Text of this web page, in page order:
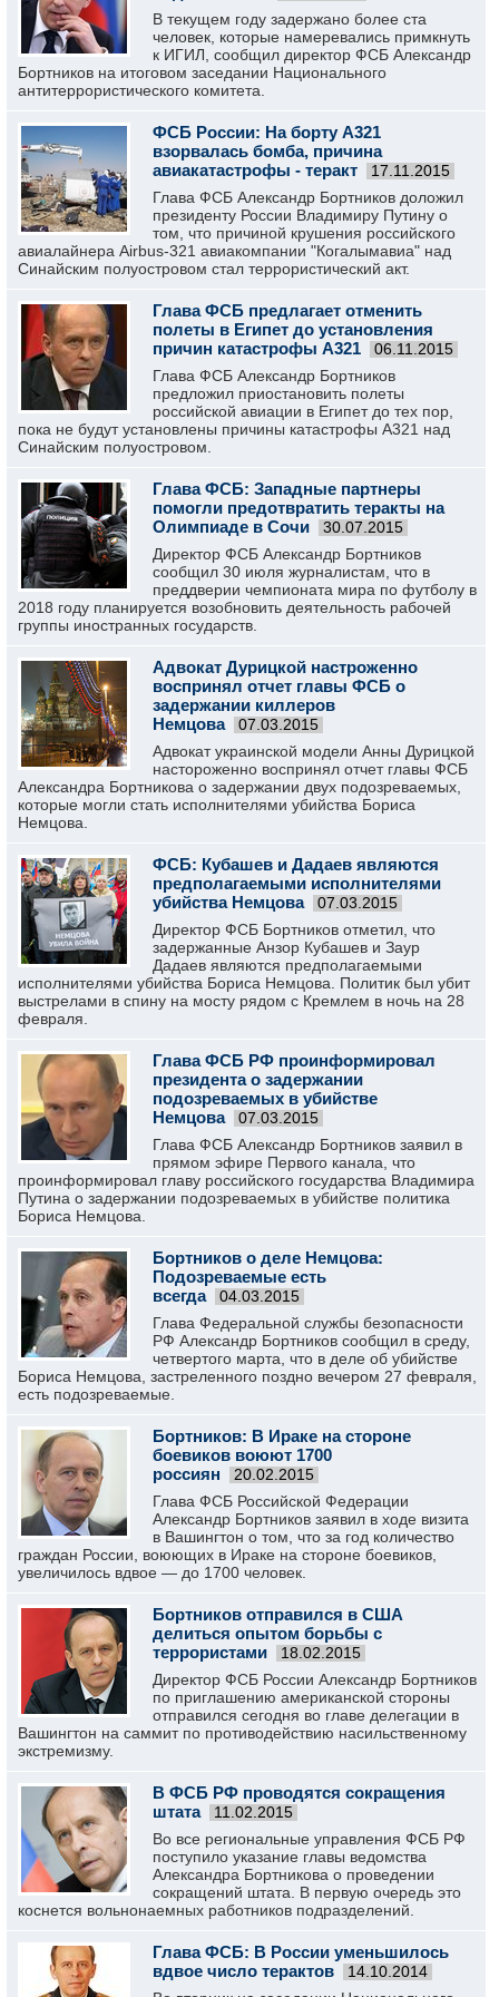
В текущем году задержано более ста
человек, которые намеревались примкнуть
к ИГИЛ, сообщил директор ФСБ Александр
Бортников на итоговом заседании Национального
антитеррористического комитета.
ФСБ России: На борту А321
взорвалась бомба, причина
авиакатастрофы - теракт
17.11.2015
Глава ФСБ Александр Бортников доложил
президенту России Владимиру Путину о
том, что причиной крушения российского
авиалайнера Airbus-321 авиакомпании "Когалымавиа" над
Синайским полуостровом стал террористический акт.
Глава ФСБ предлагает отменить
полеты в Египет до установления
причин катастрофы А321
06.11.2015
Глава ФСБ Александр Бортников
предложил приостановить полеты
российской авиации в Египет до тех пор,
пока не будут установлены причины катастрофы A321 над
Синайским полуостровом.
Глава ФСБ: Западные партнеры
помогли предотвратить теракты на
Олимпиаде в Сочи
30.07.2015
Директор ФСБ Александр Бортников
сообщил 30 июля журналистам, что в
преддверии чемпионата мира по футболу в
2018 году планируется возобновить деятельность рабочей
группы иностранных государств.
Адвокат Дурицкой настроженно
воспринял отчет главы ФСБ о
задержании киллеров
Немцова
07.03.2015
Адвокат украинской модели Анны Дурицкой
настороженно воспринял отчет главы ФСБ
Александра Бортникова о задержании двух подозреваемых,
которые могли стать исполнителями убийства Бориса
Немцова.
ФСБ: Кубашев и Дадаев являются
предполагаемыми исполнителями
убийства Немцова
07.03.2015
Директор ФСБ Бортников отметил, что
задержанные Анзор Кубашев и Заур
Дадаев являются предполагаемыми
исполнителями убийства Бориса Немцова. Политик был убит
выстрелами в спину на мосту рядом с Кремлем в ночь на 28
февраля.
Глава ФСБ РФ проинформировал
президента о задержании
подозреваемых в убийстве
Немцова
07.03.2015
Глава ФСБ Александр Бортников заявил в
прямом эфире Первого канала, что
проинформировал главу российского государства Владимира
Путина о задержании подозреваемых в убийстве политика
Бориса Немцова.
Бортников о деле Немцова:
Подозреваемые есть
всегда
04.03.2015
Глава Федеральной службы безопасности
РФ Александр Бортников сообщил в среду,
четвертого марта, что в деле об убийстве
Бориса Немцова, застреленного поздно вечером 27 февраля,
есть подозреваемые.
Бортников: В Ираке на стороне
боевиков воюют 1700
россиян
20.02.2015
Глава ФСБ Российской Федерации
Александр Бортников заявил в ходе визита
в Вашингтон о том, что за год количество
граждан России, воюющих в Ираке на стороне боевиков,
увеличилось вдвое — до 1700 человек.
Бортников отправился в США
делиться опытом борьбы с
террористами
18.02.2015
Директор ФСБ России Александр Бортников
по приглашению американской стороны
отправился сегодня во главе делегации в
Вашингтон на саммит по противодействию насильственному
экстремизму.
В ФСБ РФ проводятся сокращения
штата
11.02.2015
Во все региональные управления ФСБ РФ
поступило указание главы ведомства
Александра Бортникова о проведении
сокращений штата. В первую очередь это
коснется вольнонаемных работников подразделений.
Глава ФСБ: В России уменьшилось
вдвое число терактов
14.10.2014